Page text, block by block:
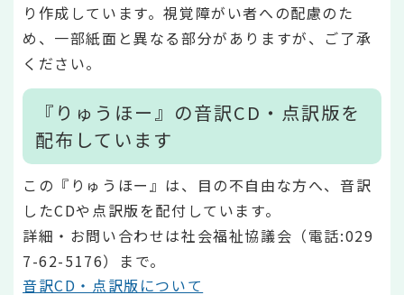
り作成しています。視覚障がい者への配慮のた
め、一部紙面と異なる部分がありますが、ご了承
ください。
『りゅうほー』の音訳CD・点訳版を
配布しています
この『りゅうほー』は、目の不自由な方へ、音訳
したCDや点訳版を配付しています。
詳細・お問い合わせは社会福祉協議会（電話:029
7-62-5176）まで。
音訳CD・点訳版について